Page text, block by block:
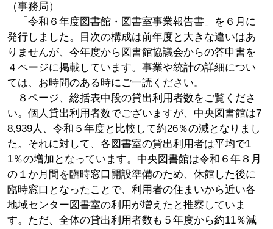
（事務局）
「令和６年度図書館・図書室事業報告書」を６月に
発行しました。目次の構成は前年度と大きな違いはあ
りませんが、今年度から図書館協議会からの答申書を
４ページに掲載しています。事業や統計の詳細につい
ては、お時間のある時にご一読ください。
８ページ、総括表中段の貸出利用者数をご覧くださ
い。個人貸出利用者数でございますが、中央図書館は7
8,939人、令和５年度と比較して約26％の減となりまし
た。それに対して、各図書室の貸出利用者は平均で1
1％の増加となっています。中央図書館は令和６年８月
の１か月間を臨時窓口開設準備のため、休館した後に
臨時窓口となったことで、利用者の住まいから近い各
地域センター図書室の利用が増えたと推察していま
す。ただ、全体の貸出利用者数も５年度から約11％減